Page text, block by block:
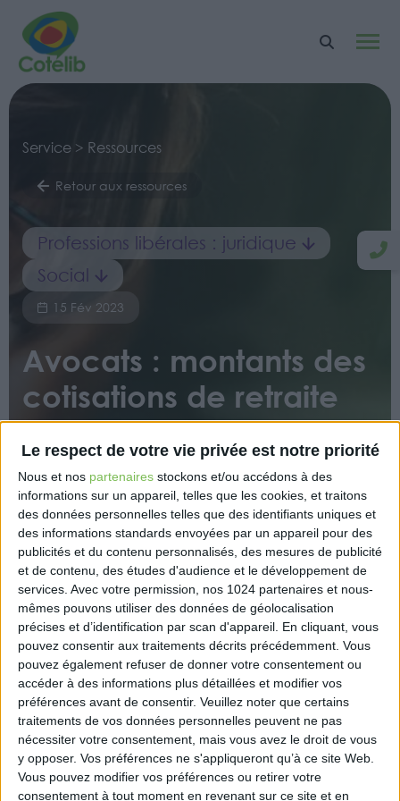
Le respect de votre vie privée est notre priorité
Nous et nos partenaires stockons et/ou accédons à des
informations sur un appareil, telles que les cookies, et traitons
des données personnelles telles que des identifiants uniques et
des informations standards envoyées par un appareil pour des
publicités et du contenu personnalisés, des mesures de publicité
et de contenu, des études d'audience et le développement de
services. Avec votre permission, nos 1024 partenaires et nous-
mêmes pouvons utiliser des données de géolocalisation
précises et d’identification par scan d'appareil. En cliquant, vous
pouvez consentir aux traitements décrits précédemment. Vous
pouvez également refuser de donner votre consentement ou
accéder à des informations plus détaillées et modifier vos
préférences avant de consentir. Veuillez noter que certains
traitements de vos données personnelles peuvent ne pas
nécessiter votre consentement, mais vous avez le droit de vous
y opposer. Vos préférences ne s'appliqueront qu’à ce site Web.
Vous pouvez modifier vos préférences ou retirer votre
consentement à tout moment en revenant sur ce site et en
Service > Ressources
Retour aux ressources
Professions libérales : juridique
Social
15 Fév 2023
Avocats : montants des
cotisations de retraite
pour 2023
Les montants des cotisations de retraite et
d’invalidité-décès dues par les avocats non salariés
pour 2023 sont connus.
https://www.eurex.fr/k4_19864581/
Découvrir Cotélib